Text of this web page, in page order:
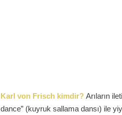
Karl von Frisch kimdir? Arıların
dance” (kuyruk sallama dansı) ile